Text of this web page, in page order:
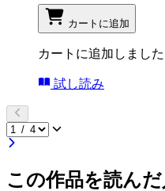
カートに追加
カートに追加しました
試し読み
この作品を読ん